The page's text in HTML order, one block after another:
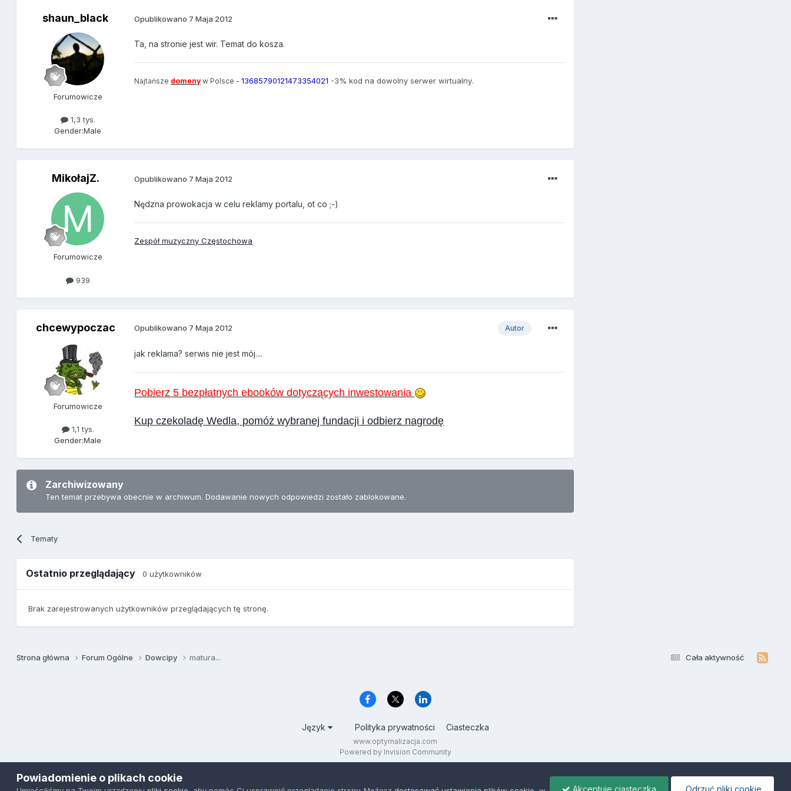
shaun_black
Forumowicze
1,3 tys.
Gender:Male
Opublikowano 7 Maja 2012
Ta, na stronie jest wir. Temat do kosza.
Najtańsze domeny w Polsce -13685790121473354021 -3% kod na dowolny serwer wirtualny.
MikołajZ.
Forumowicze
939
Opublikowano 7 Maja 2012
Nędzna prowokacja w celu reklamy portalu, ot co ;-)
Zespół muzyczny Częstochowa
chcewypoczac
Forumowicze
1,1 tys.
Gender:Male
Autor
Opublikowano 7 Maja 2012
jak reklama? serwis nie jest mój....
Pobierz 5 bezpłatnych ebooków dotyczących inwestowania
Kup czekoladę Wedla, pomóż wybranej fundacji i odbierz nagrodę
Zarchiwizowany
Ten temat przebywa obecnie w archiwum. Dodawanie nowych odpowiedzi zostało zablokowane.
Tematy
Ostatnio przeglądający0 użytkowników
Brak zarejestrowanych użytkowników przeglądających tę stronę.
Cała aktywność
Strona główna Forum Ogólne Dowcipy matura...
Język Polityka prywatności Ciasteczka
www.optymalizacja.com
Powered by Invision Community
Powiadomienie o plikach cookie
Akceptuje ciasteczka Odrzuć pliki cookie